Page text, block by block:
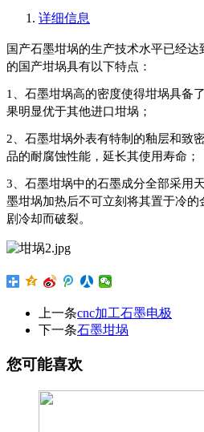
详细信息
国产石墨坩埚的生产技术水平已经达
的国产坩埚具有以下特点：
1、石墨坩埚高的密度使得坩埚具备
果明显优于其他进口坩埚；
2、石墨坩埚外表有特制的釉层和致
品的耐腐蚀性能，延长其使用寿命；
3、石墨坩埚中的石墨成分全部采用
墨坩埚加热后不可立刻将其置于冷
剧冷却而破裂。
上一条cnc加工石墨电极
下一条石墨坩埚
您可能喜欢